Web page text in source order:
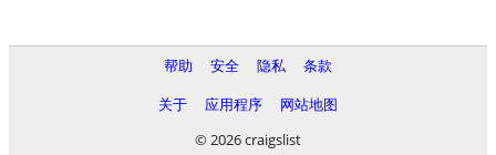
帮助 安全 隐私
条款
关于
应用程序
网站地图
© 2026 craigslist